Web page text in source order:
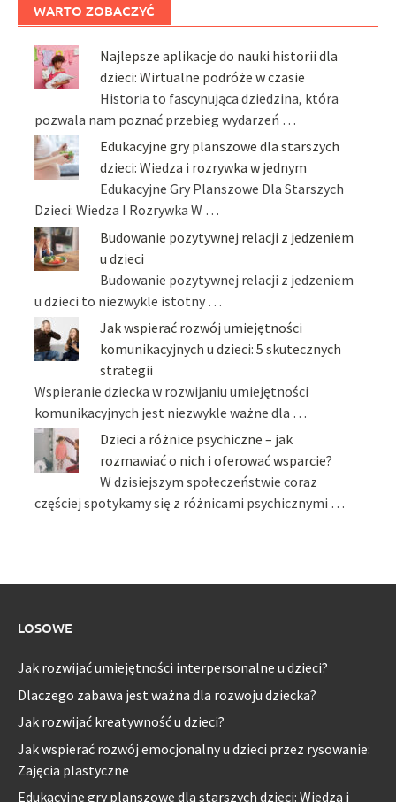
WARTO ZOBACZYĆ
Najlepsze aplikacje do nauki historii dla
dzieci: Wirtualne podróże w czasie
Historia to fascynująca dziedzina, która
pozwala nam poznać przebieg wydarzeń …
Edukacyjne gry planszowe dla starszych
dzieci: Wiedza i rozrywka w jednym
Edukacyjne Gry Planszowe Dla Starszych
Dzieci: Wiedza I Rozrywka W …
Budowanie pozytywnej relacji z jedzeniem
u dzieci
Budowanie pozytywnej relacji z jedzeniem
u dzieci to niezwykle istotny …
Jak wspierać rozwój umiejętności
komunikacyjnych u dzieci: 5 skutecznych
strategii
Wspieranie dziecka w rozwijaniu umiejętności
komunikacyjnych jest niezwykle ważne dla …
Dzieci a różnice psychiczne – jak
rozmawiać o nich i oferować wsparcie?
W dzisiejszym społeczeństwie coraz
częściej spotykamy się z różnicami psychicznymi …
LOSOWE
Jak rozwijać umiejętności interpersonalne u dzieci?
Dlaczego zabawa jest ważna dla rozwoju dziecka?
Jak rozwijać kreatywność u dzieci?
Jak wspierać rozwój emocjonalny u dzieci przez rysowanie:
Zajęcia plastyczne
Edukacyjne gry planszowe dla starszych dzieci: Wiedza i